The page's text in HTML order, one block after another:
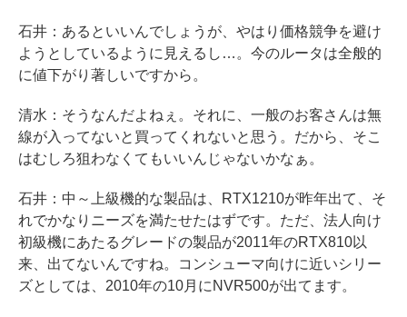
石井：あるといいんでしょうが、やはり価格競争を避け
ようとしているように見えるし…。今のルータは全般的
に値下がり著しいですから。
清水：そうなんだよねぇ。それに、一般のお客さんは無
線が入ってないと買ってくれないと思う。だから、そこ
はむしろ狙わなくてもいいんじゃないかなぁ。
石井：中～上級機的な製品は、RTX1210が昨年出て、そ
れでかなりニーズを満たせたはずです。ただ、法人向け
初級機にあたるグレードの製品が2011年のRTX810以
来、出てないんですね。コンシューマ向けに近いシリー
ズとしては、2010年の10月にNVR500が出てます。